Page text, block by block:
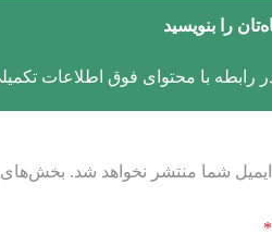
را بنویسید
رابطه با محتوای فوق اطلاعات
شما منتشر نخواهد شد. بخش‌های
*